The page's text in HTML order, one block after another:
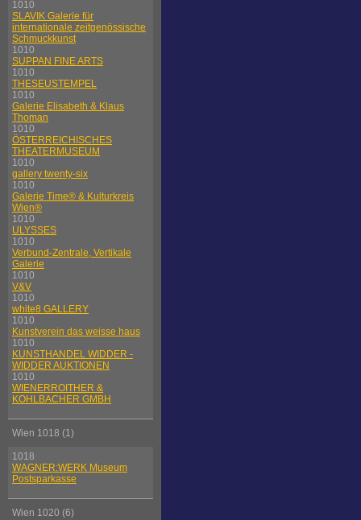
1010
SLAVIK Galerie für
internationale zeitgenössische
Schmuckkunst
1010
SUPPAN FINE ARTS
1010
THESEUSTEMPEL
1010
Galerie Elisabeth & Klaus
Thoman
1010
ÖSTERREICHISCHES
THEATERMUSEUM
1010
gallery twenty-six
1010
Galerie Time® & Kulturkreis
Wien®
1010
ULYSSES
1010
Verbund-Zentrale, Vertikale
Galerie
1010
V&V
1010
white8 GALLERY
1010
Kunstverein das weisse haus
1010
KUNSTHANDEL WIDDER -
WIDDER AUKTIONEN
1010
WIENERROITHER &
KOHLBACHER GMBH
Wien 1018 (1)
1018
WAGNER:WERK Museum
Postsparkasse
Wien 1020 (6)